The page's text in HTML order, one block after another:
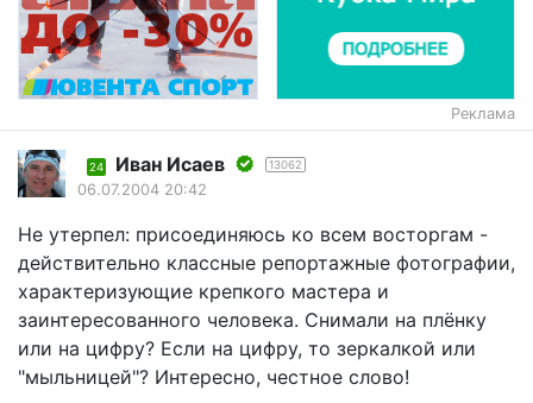
Реклама
24 Иван Исаев 13062
06.07.2004 20:42
Не утерпел: присоединяюсь ко всем восторгам -
действительно классные репортажные фотографии,
характеризующие крепкого мастера и
заинтересованного человека. Снимали на плёнку
или на цифру? Если на цифру, то зеркалкой или
"мыльницей"? Интересно, честное слово!